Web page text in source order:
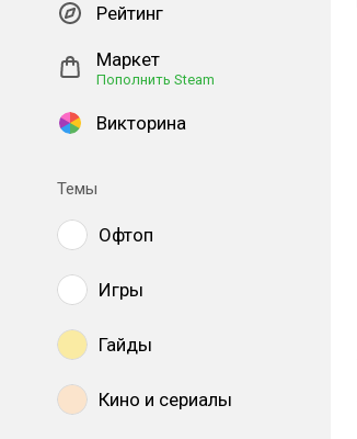
Рейтинг
Маркет
Пополнить Steam
Викторина
Темы
Офтоп
Игры
Гайды
Кино и сериалы